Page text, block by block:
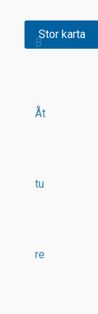
B
Åt
tu
re
Stor karta